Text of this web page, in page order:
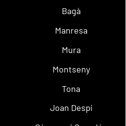
Bagà
Manresa
Mura
Montseny
Tona
Joan Despí